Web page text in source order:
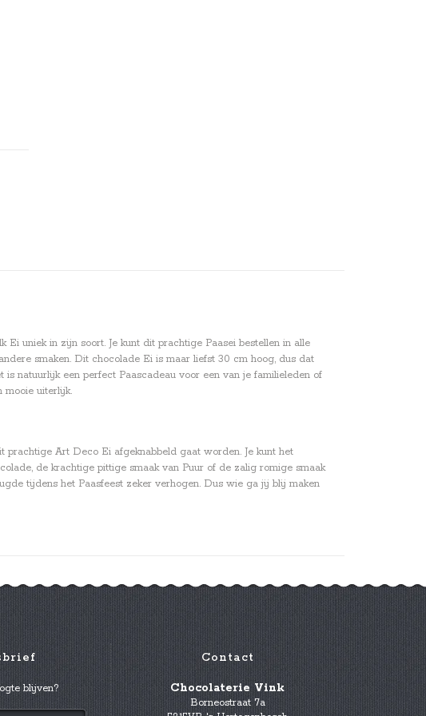
uniek in zijn soort. Je kunt dit prachtige Paasei bestellen in alle
smaken. Dit chocolade Ei is maar liefst 30 cm hoog, dus dat
natuurlijk een perfect Paascadeau voor een van je familieleden of
mooie uiterlijk.
prachtige Art Deco Ei afgeknabbeld gaat worden. Je kunt het
de krachtige pittige smaak van Puur of de zalig romige smaak
tijdens het Paasfeest zeker verhogen. Dus wie ga jij blij maken
blijven?
Contact
Chocolaterie Vink
Borneostraat 7a